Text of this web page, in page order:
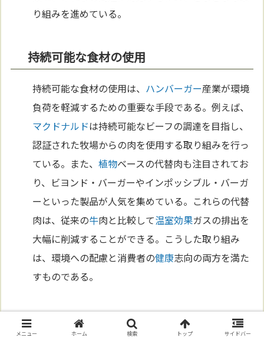
り組みを進めている。
持続可能な食材の使用
持続可能な食材の使用は、 ハンバーガー産業が環境
負荷を軽減するための重要な手段である。例えば、
マクドナルドは持続可能なビーフの調達を目指し、
認証された牧場からの肉を使用する取り組みを行っ
ている。また、植物ベースの代替肉も注目されてお
り、ビヨンド・バーガーやインポッシブル・バーガ
ーといった製品が人気を集めている。これらの代替
肉は、従来の牛肉と比較して温室効果ガスの排出を
大幅に削減することができる。こうした取り組み
は、環境への配慮と消費者の健康志向の両方を満た
すものである。
環境保護の取り組み
メニュー ホーム 検索 トップ サイドバー